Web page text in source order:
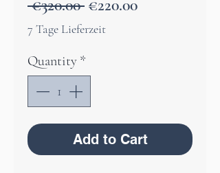
€320.00 Regular
Price
€220.00Sale
7 Tage Lieferzeit
Quantity *
Add to Cart